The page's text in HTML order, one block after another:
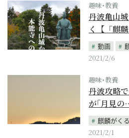
趣味･教養
丹波亀山
く【「麒
動画
2021/2/6
趣味･教養
丹波攻略
が｢月見の
麒麟がくる
2021/2/1